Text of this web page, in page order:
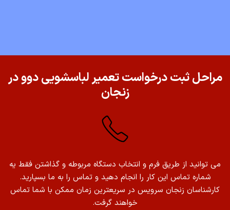
مراحل ثبت درخواست تعمیر لباسشویی دوو در
زنجان
می توانید از طریق فرم و انتخاب دستگاه مربوطه و گذاشتن فقط یه
شماره تماس این کار را انجام دهید و تماس را به ما بسپارید.
کارشناسان زنجان سرویس در سریعترین زمان ممکن با شما تماس
خواهند گرفت.